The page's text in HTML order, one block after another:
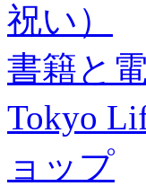
祝い）
書籍と
Tokyo
ョップ